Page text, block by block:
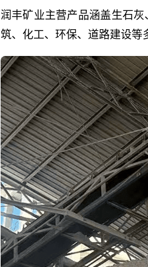
润丰矿业主营产品涵盖生石
筑、化工、环保、道路建设等